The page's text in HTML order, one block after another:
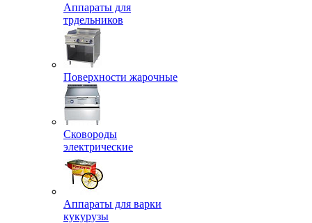
Аппараты для
трдельников
Поверхности жарочные
Сковороды
электрические
Аппараты для варки
кукурузы